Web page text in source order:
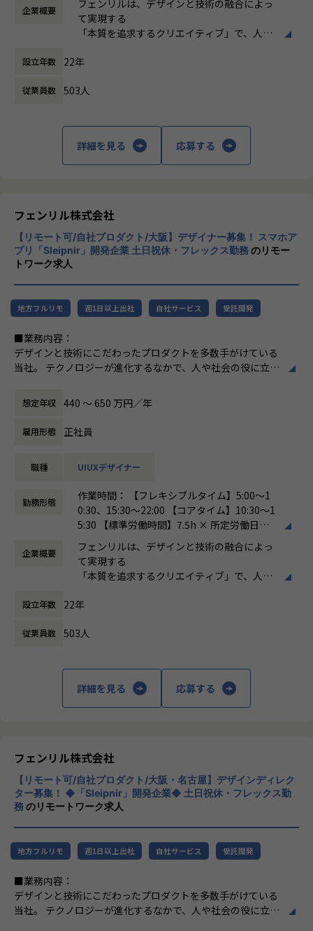
としてプロダクトを1から育てる経験を得ることもできま
品質管理(テスト)は専門の部門があり、設計からテスト実施
キルを磨くことが可能です。
フェンリルのテックリードをご紹介 vol.1「フロントエンド
とバックエンド」
配属拠点オフィスへの出社もしくは自宅でのリモートワーク
を選択可能となっております
午前はリモートで午後は出社する、お子様の送り迎えや通院
なる社員へは特例措置としてフルリモートワークでの勤務が
キャリアパス
能力と希望によりプロジェクトリーダーへのキャリアチェン
【業務の変更の範囲】
無
無
イティブに集中できる環境」を整備します。
・テスト実施
・テスト工程管理
・要件定義や設計フェーズにおける品質管理活動
・10～20人のマネジメント業務（他部門マネージャーとの連
・各種ツール作成
・テスト自動化
・業務効率化／改善に向けた要件定義
に取り組むことができます。また、部門の垣根を超えた社内
外の勉強会も盛んで、共に働く仲間と刺激し合い、成長して
いく環境が整っています。さらにスタッフの状況に応じたリ
モートワーク環境も整備されています。
を選択可能となっております。午前はリモートで午後は出社
です。週3以上の出社を目標としております。
【業務の変更の範囲】
働き方：フレックス制（コアタイムあり）
時間外労働の有無： 有（月平均30時間）
休憩時間： 60分
企業概要
フェンリルは、デザインと技術の融合によっ
て実現する
「本質を追求するクリエイティブ」で、人々
ます。
のは、
ひとりの強い意志のもとに実現すること、
この3つです。
私は、フェンリルの想いも、ちょっとだけ大
切にします。
私は、自分がハピネスを感じたのなら、周り
にもハピネスを届けます。
ティブを実践します。
私は、イメージとロジックを融合させ、アイ
ディアを生み出します。
くります。
私は、小さな約束を大切にします。
私は、みなさんの秘密を守ります。
従業員との約束
切な資源です。
その異なった能力が融合することで、「フェ
ンリルならでは」を生み出せると信じていま
す。
そのために、「互いの違いを尊重し、クリエ
イティブに集中できる環境」を整備します。
設立年数 22年
従業員数 503人
詳細を見る 応募する
フェンリル株式会社
【リモート可/自社プロダクト/大阪】デザイナー募集！ スマホア
プリ「Sleipnir」開発企業 土日祝休・フレックス勤務のリモー
トワーク求人
地方フルリモ 週1日以上出社 自社サービス 受託開発
■業務内容：
デザインと技術にこだわったプロダクトを多数手がけている
当社。 テクノロジーが進化するなかで、人や社会の役に立つ
どのデジタルメディアを通し、新しいだけではなく「人間
味」を大切にしたデザイン、サービスを生み出していきま
す。
世の中の「体験」をより良く変えるため、UX／UIの知見を生
での課題解決／企画提案など、ユーザーが触れる全てをデザ
■具体的には：
スマートフォンアプリ／ウェブサイトのUIデザインをお任せ
◎ユーザーニーズの理解／整理
◎情報設計／UI設計
◎プロトタイプ作成 など
■組織・チームカルチャー：
ジェクトの内容に応じて開発部門と連携してチームを構成し
毎週デザインや技術の情報を日々共有するデザインレビュー
前職がWebデザイナーという方も多く在籍しています。※ア
プリ未経験者多数
■当ポジションの魅力：
ことができます。
ケターなど専門領域に特化したメンバーも在籍していますの
で、彼らとのコラボレーションにより新たな知見も身につけ
やすい環境です。
想定年収 440 〜 650 万円／年
雇用形態 正社員
職種 UIUXデザイナー
勤務形態
作業時間： 【フレキシブルタイム】5:00〜1
0:30、15:30〜22:00 【コアタイム】10:30〜1
5:30 【標準労働時間】7.5h × 所定労働日数 /
働き方：フレックス制（コアタイムあり）
時間外労働の有無： 有（月平均30時間）
休憩時間： 60分
企業概要
フェンリルは、デザインと技術の融合によっ
て実現する
「本質を追求するクリエイティブ」で、人々
ます。
のは、
ひとりの強い意志のもとに実現すること、
この3つです。
私は、フェンリルの想いも、ちょっとだけ大
切にします。
私は、自分がハピネスを感じたのなら、周り
にもハピネスを届けます。
私は、前例にとらわれることのないクリエイ
ティブを実践します。
私は、イメージとロジックを融合させ、アイ
ディアを生み出します。
くります。
私は、小さな約束を大切にします。
設立年数 22年
従業員数 503人
詳細を見る 応募する
フェンリル株式会社
【リモート可/自社プロダクト/大阪・名古屋】デザインディレク
ター募集！ ◆「Sleipnir」開発企業◆ 土日祝休・フレックス勤
務のリモートワーク求人
地方フルリモ 週1日以上出社 自社サービス 受託開発
■業務内容：
デザインと技術にこだわったプロダクトを多数手がけている
当社。 テクノロジーが進化するなかで、人や社会の役に立つ